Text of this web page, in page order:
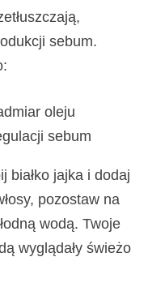
sebum.
oleju
sebum
białko jajka i dodaj
pozostaw na
wodą. Twoje
wyglądały świeżo